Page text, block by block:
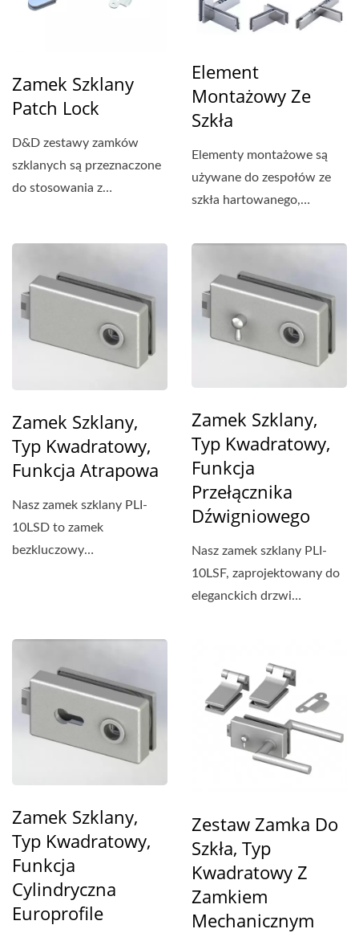
Zamek Szklany
Patch Lock
D&D zestawy zamków
szklanych są przeznaczone
do stosowania z
Element
Montażowy Ze
Szkła
Elementy montażowe są
używane do zespołów ze
szkła hartowanego,
Zamek Szklany,
Typ Kwadratowy,
Funkcja Atrapowa
Nasz zamek szklany PLI-
10LSD to zamek
bezkluczowy
Zamek Szklany,
Typ Kwadratowy,
Funkcja
Przełącznika
Dźwigniowego
Nasz zamek szklany PLI-
10LSF, zaprojektowany do
eleganckich drzwi
Zamek Szklany,
Typ Kwadratowy,
Funkcja
Cylindryczna
Europrofile
Zestaw Zamka Do
Szkła, Typ
Kwadratowy Z
Zamkiem
Mechanicznym